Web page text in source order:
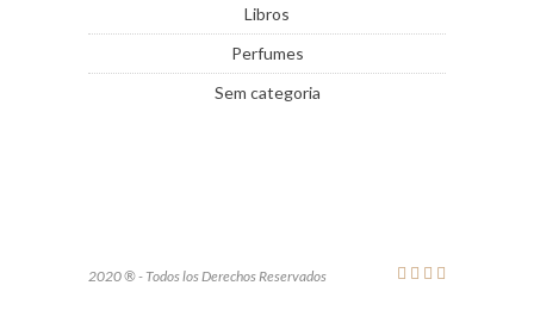
Libros
Perfumes
Sem categoria
2020 ® - Todos los Derechos Reservados